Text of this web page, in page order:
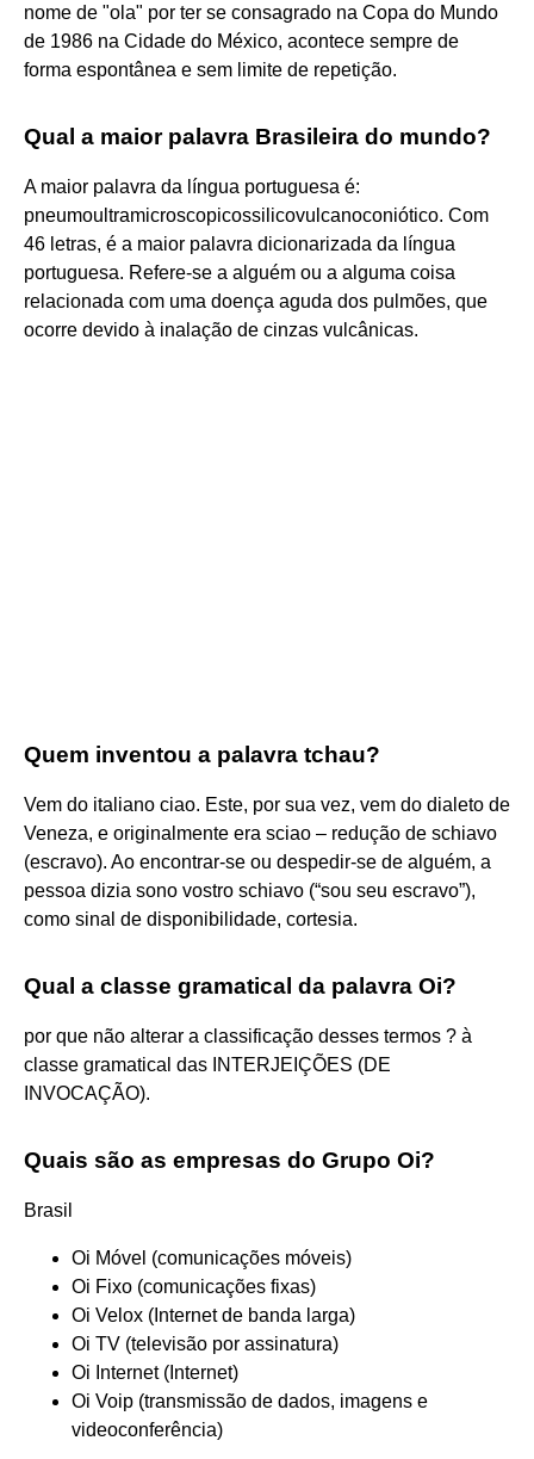
nome de "ola" por ter se consagrado na Copa do Mundo
de 1986 na Cidade do México, acontece sempre de
forma espontânea e sem limite de repetição.
Qual a maior palavra Brasileira do mundo?
A maior palavra da língua portuguesa é:
pneumoultramicroscopicossilicovulcanoconiótico. Com
46 letras, é a maior palavra dicionarizada da língua
portuguesa. Refere-se a alguém ou a alguma coisa
relacionada com uma doença aguda dos pulmões, que
ocorre devido à inalação de cinzas vulcânicas.
Quem inventou a palavra tchau?
Vem do italiano ciao. Este, por sua vez, vem do dialeto de
Veneza, e originalmente era sciao – redução de schiavo
(escravo). Ao encontrar-se ou despedir-se de alguém, a
pessoa dizia sono vostro schiavo (“sou seu escravo”),
como sinal de disponibilidade, cortesia.
Qual a classe gramatical da palavra Oi?
por que não alterar a classificação desses termos ? à
classe gramatical das INTERJEIÇÕES (DE
INVOCAÇÃO).
Quais são as empresas do Grupo Oi?
Brasil
Oi Móvel (comunicações móveis)
Oi Fixo (comunicações fixas)
Oi Velox (Internet de banda larga)
Oi TV (televisão por assinatura)
Oi Internet (Internet)
Oi Voip (transmissão de dados, imagens e
videoconferência)